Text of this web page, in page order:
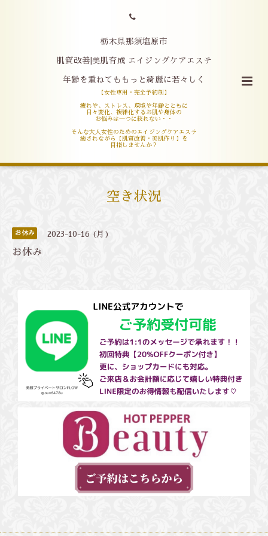
栃木県那須塩原市
肌質改善|美肌育成 エイジングケアエステ
年齢を重ねてももっと綺麗に若々しく
【女性専用・完全予約制】
疲れや、ストレス、環境や年齢とともに
日々変化、複雑化するお肌や身体の
お悩みは一つに絞れない・・
そんな大人女性のためのエイジングケアエステ
癒されながら【肌質改善・美肌作り】を
目指しませんか？
空き状況
お休み 2023-10-16 (月)
お休み